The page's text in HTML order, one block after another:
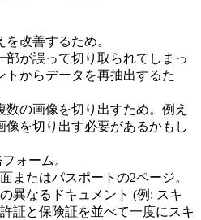
を改善するため。
部が誤って切り取られてしまっ
トからデータを再抽出するた
数の画像を切り出すため。例え
像を切り出す必要があるかもし
ォーム。
またはパスポートの2ページ。
異なるドキュメント (例: スキ
証と保険証を並べて一度にスキ